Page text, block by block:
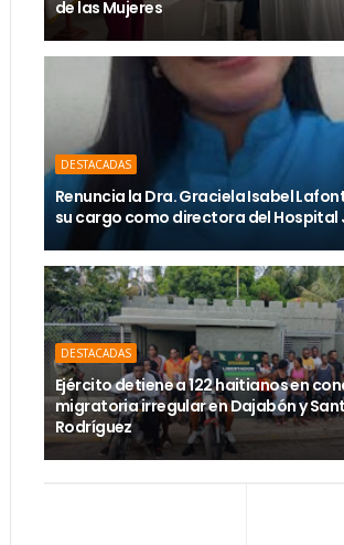
de las Mujeres
DESTACADAS
Renuncia la Dra. Graciela Isabel
su cargo como directora del Hospital
DESTACADAS
Ejército detiene a 122 haitianos en
migratoria irregular en Dajabón y
Rodríguez